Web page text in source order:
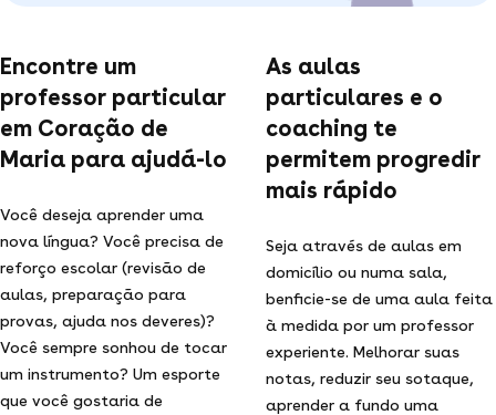
Encontre um
professor particular
em Coração de
Maria para ajudá-lo
Você deseja aprender uma
nova língua? Você precisa de
reforço escolar (revisão de
aulas, preparação para
provas, ajuda nos deveres)?
Você sempre sonhou de tocar
um instrumento? Um esporte
que você gostaria de
As aulas
particulares e o
coaching te
permitem progredir
mais rápido
Seja através de aulas em
domicílio ou numa sala,
benficie-se de uma aula feita
à medida por um professor
experiente. Melhorar suas
notas, reduzir seu sotaque,
aprender a fundo uma